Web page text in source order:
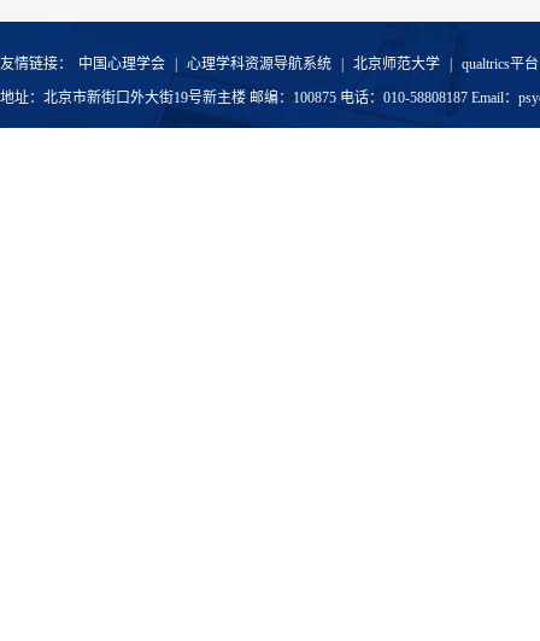
友情链接： 中国心理学会 心理学科资源导航系统 北京师范大学
qualtrics平台
地址：北京市新街口外大街19号新主楼 邮编：100875 电话：010-58808187 Email：